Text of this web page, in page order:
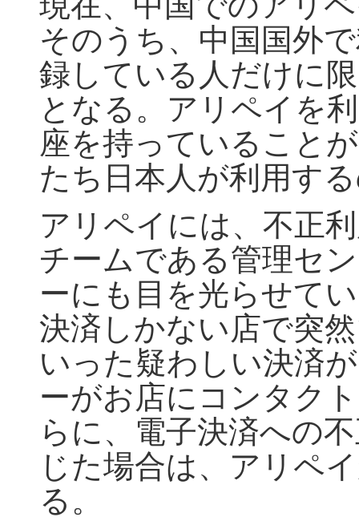
そのうち、中国国外
録している人だけに
となる。アリペイを
座を持っていること
たち日本人が利用す
アリペイには、不正
チームである管理セ
ーにも目を光らせて
決済しかない店で突
いった疑わしい決済
ーがお店にコンタク
らに、電子決済への
じた場合は、アリペ
る。